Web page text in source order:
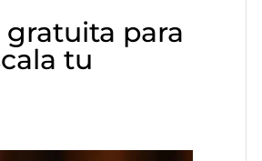
gratuita para
tu